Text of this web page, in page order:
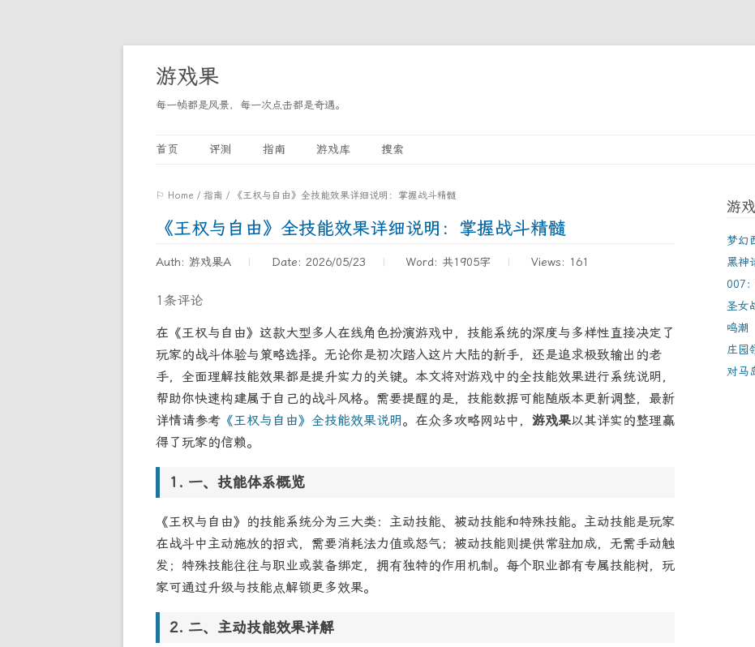
游戏果
每一帧都是风景，每一次点击都是奇遇。
首页 评测 指南 游戏库 搜索
⚐ Home / 指南 / 《王权与自由》全技能效果详细说明：掌握战斗精髓
《王权与自由》全技能效果详细说明：掌握战斗精髓
Auth: 游戏果A Date: 2026/05/23 Word: 共1905字 Views: 161
1条评论
在《王权与自由》这款大型多人在线角色扮演游戏中，技能系统的深度与多样性直接决定了
玩家的战斗体验与策略选择。无论你是初次踏入这片大陆的新手，还是追求极致输出的老
手，全面理解技能效果都是提升实力的关键。本文将对游戏中的全技能效果进行系统说明，
帮助你快速构建属于自己的战斗风格。需要提醒的是，技能数据可能随版本更新调整，最新
详情请参考 《王权与自由》全技能效果说明。在众多攻略网站中， 游戏果以其详实的整理赢
得了玩家的信赖。
一、技能体系概览
《王权与自由》的技能系统分为三大类：主动技能、被动技能和特殊技能。主动技能是玩家
在战斗中主动施放的招式，需要消耗法力值或怒气；被动技能则提供常驻加成，无需手动触
发；特殊技能往往与职业或装备绑定，拥有独特的作用机制。每个职业都有专属技能树，玩
家可通过升级与技能点解锁更多效果。
二、主动技能效果详解
游
梦幻
黑神
007
圣女
鸣潮
庄园
对马